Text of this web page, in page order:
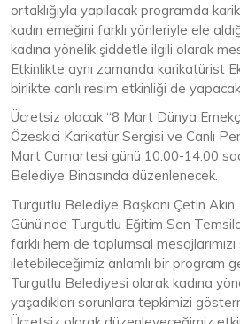
ortaklığıyla yapılacak programda
kadın emeğini farklı yönleriyle ele
kadına yönelik şiddetle ilgili olarak
Etkinlikte aynı zamanda karikatürist
birlikte canlı resim etkinliği de yapacak.
Ücretsiz olacak “8 Mart Dünya
Özeskici Karikatür Sergisi ve Canlı
Mart Cumartesi günü 10.00-14.00
Belediye Binasında düzenlenecek.
Turgutlu Belediye Başkanı Çetin
Günü’nde Turgutlu Eğitim Sen
farklı hem de toplumsal
iletebileceğimiz anlamlı bir program
Turgutlu Belediyesi olarak kadına
yaşadıkları sorunlara tepkimizi